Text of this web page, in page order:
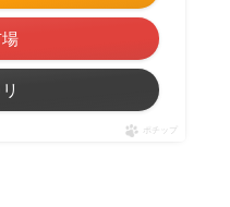
ポチップ